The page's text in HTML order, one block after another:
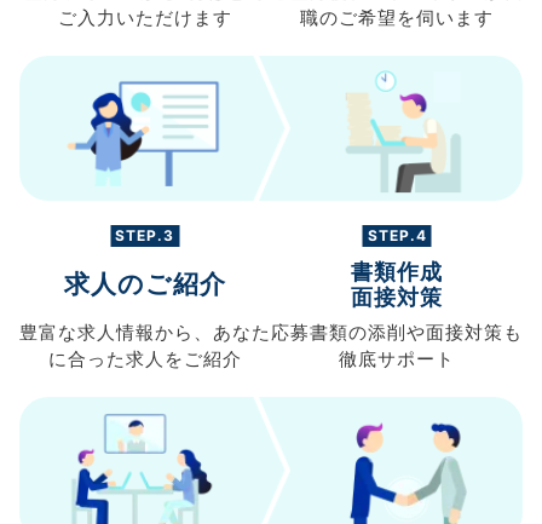
ご入力 いただけます
職のご希望を伺います
STEP.3
求人のご紹介
豊富な求人情報から、 あなた
に合った求人を ご紹介
STEP.4
書類作成
面接対策
応募書類の添削や面接対策も
徹底サポート